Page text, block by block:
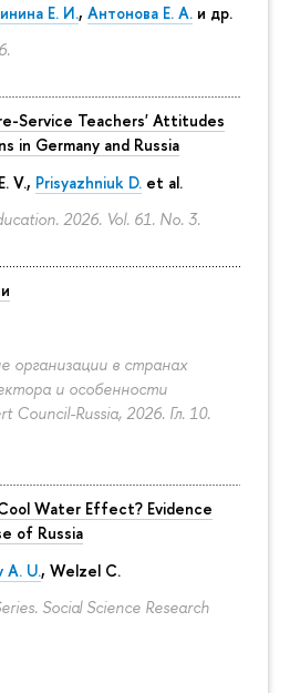
Е. И., Антонова Е. А. и др.
Service Teachers' Attitudes
in Germany and Russia
V., Prisyazhniuk D. et al.
2026. Vol. 61. No. 3.
организации в странах
и особенности
Council-Russia, 2026. Гл. 10.
Water Effect? Evidence
of Russia
A. U., Welzel C.
Social Science Research